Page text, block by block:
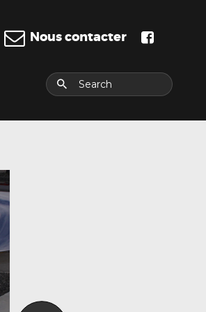
Nous contacter